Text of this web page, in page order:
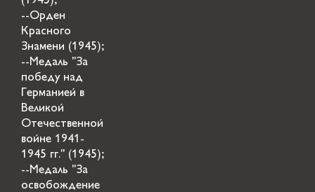
--Орден
Красного
Знамени (1945);
--Медаль "За
победу над
Германией в
Великой
Отечественной
войне 1941-
1945 гг." (1945);
--Медаль "За
освобождение